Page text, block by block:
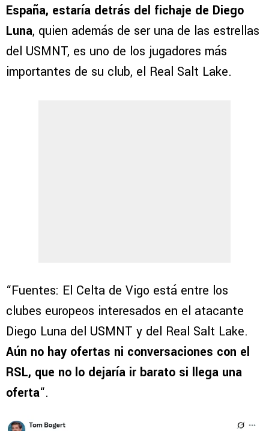
España, estaría detrás del fichaje de Diego
Luna, quien además de ser una de las estrellas
del USMNT, es uno de los jugadores más
importantes de su club, el Real Salt Lake.
“Fuentes: El Celta de Vigo está entre los
clubes europeos interesados ​​en el atacante
Diego Luna del USMNT y del Real Salt Lake.
Aún no hay ofertas ni conversaciones con el
RSL, que no lo dejaría ir barato si llega una
oferta“.